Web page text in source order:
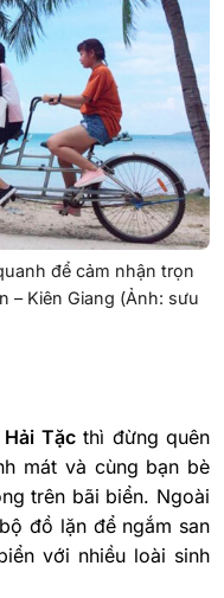
để cảm nhận trọn
– Kiên Giang (Ảnh: sưu
Tặcthì đừng quên
mát và cùng bạn bè
trên bãi biển. Ngoài
đồ lặn để ngắm san
với nhiều loài sinh